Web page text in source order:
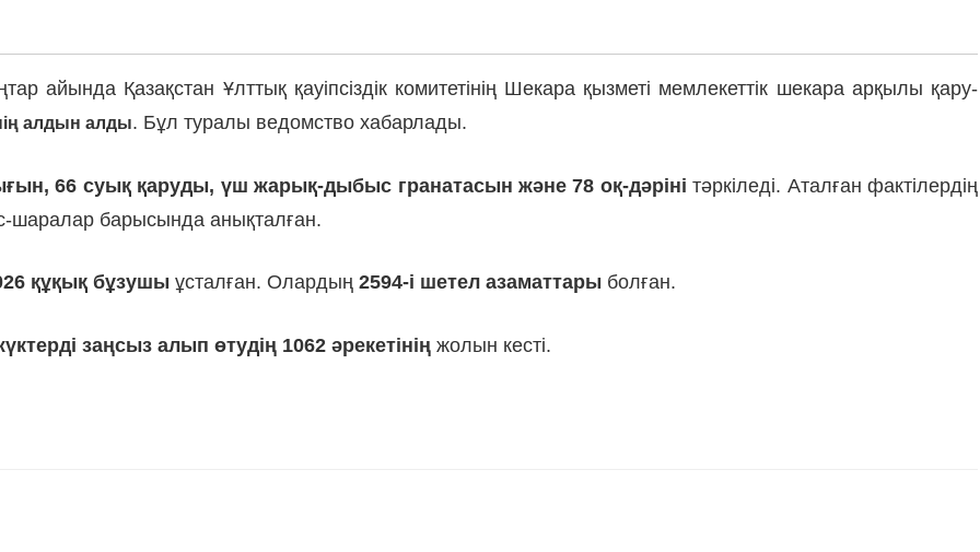
айында Қазақстан Ұлттық қауіпсіздік комитетінің Шекара қызметі мемлекеттік шекара арқылы қару-
алдын алды. Бұл туралы ведомство хабарлады.
66 суық қаруды, үш жарық-дыбыс гранатасын және 78 оқ-дәріні тәркіледі. Аталған фактілердің
шаралар барысында анықталған.
құқық бұзушы ұсталған. Олардың 2594-і шетел азаматтары болған.
заңсыз алып өтудің 1062 әрекетінің жолын кесті.